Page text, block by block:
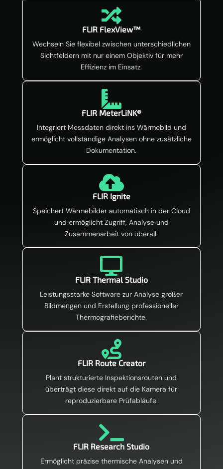

FLIR FlexView™
Wechseln Sie flexibel zwischen unterschiedlichen
Sichtfeldern mit nur einem Objektiv für mehr
Effizienz im Einsatz.

FLIR MeterLiNK®
Integriert Messdaten direkt ins Wärmebild und
ermöglicht vollständige Analysen ohne zusätzliche
Dokumentation.

FLIR Ignite
Speichert Wärmebilder automatisch in der Cloud
und ermöglicht Zugriff, Analyse und
Zusammenarbeit von überall.

FLIR Thermal Studio
Leistungsstarke Software zur Analyse großer
Bildmengen und Erstellung professioneller
Thermografieberichte.

FLIR Route Creator
Plant strukturierte Inspektionsrouten und
überträgt diese direkt auf die Kamera für
reproduzierbare Prüfabläufe.

FLIR Research Studio
Ermöglicht präzise thermische Analysen und